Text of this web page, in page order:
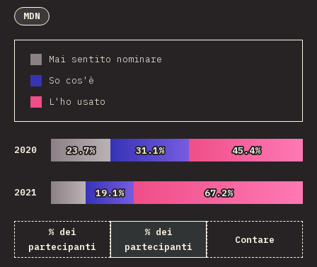
MDN
Mai sentito nominare
So cos'è
L'ho usato
2020 23.7%
23.7% 31.1%
31.1% 45.4%
45.4%
2021 19.1%
19.1% 67.2%
67.2%
% dei
partecipanti
% dei
partecipanti
Contare